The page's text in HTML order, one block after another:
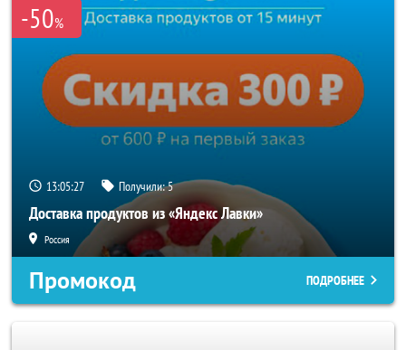
-50%
13:05:25 Получили:5
Доставка продуктов из «Яндекс Лавки»
Россия
Промокод ПОДРОБНЕЕ